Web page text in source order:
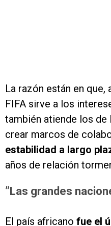
La razón están en que,
FIFA sirve a los
también atiende los de
crear marcos de
estabilidad a largo
años de relación
”Las grandes
El país africano fue el